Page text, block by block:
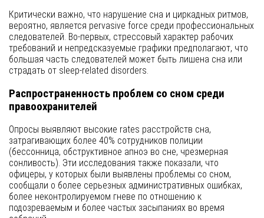
Критически важно, что нарушение сна и циркадных ритмов,
вероятно, является pervasive force среди профессиональных
следователей. Во-первых, стрессовый характер рабочих
требований и непредсказуемые графики предполагают, что
большая часть следователей может быть лишена сна или
страдать от sleep-related disorders.
Распространенность проблем со сном среди
правоохранителей
Опросы выявляют высокие rates расстройств сна,
затрагивающих более 40% сотрудников полиции
(бессонница, обструктивное апноэ во сне, чрезмерная
сонливость). Эти исследования также показали, что
офицеры, у которых были выявлены проблемы со сном,
сообщали о более серьезных административных ошибках,
более неконтролируемом гневе по отношению к
подозреваемым и более частых засыпаниях во время